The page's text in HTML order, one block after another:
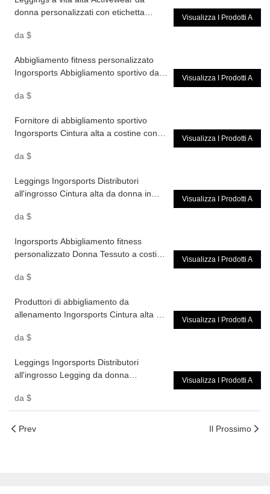
donna personalizzati con etichetta
da $
Visualizza I Prodotti A
Abbigliamento fitness personalizzato
Ingorsports Abbigliamento sportivo da
tasca per carte
da $
Visualizza I Prodotti A
Fornitore di abbigliamento sportivo
Ingorsports Cintura alta a costine con
Lunghezza 7/8 Legging con tessuto
da $
Visualizza I Prodotti A
Leggings Ingorsports Distributori
all'ingrosso Cintura alta da donna in
cucitura frontale
da $
Visualizza I Prodotti A
Ingorsports Abbigliamento fitness
personalizzato Donna Tessuto a costine
Lunghezza 7/8 Legging senza cucitura
da $
Visualizza I Prodotti A
Produttori di abbigliamento da
allenamento Ingorsports Cintura alta da
Legging senza cucitura anteriore
da $
Visualizza I Prodotti A
Leggings Ingorsports Distributori
all'ingrosso Legging da donna
sostenibile a costine con vita alta e
lunghezza 7/8
da $
Visualizza I Prodotti A
Prev Il Prossimo